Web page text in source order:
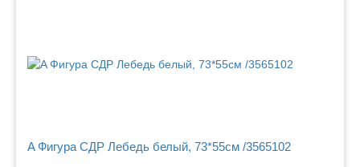
A Фигура СДР Лебедь белый, 73*55см /3565102